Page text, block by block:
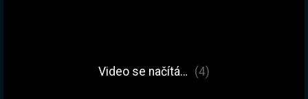
Video se načítá… (4)